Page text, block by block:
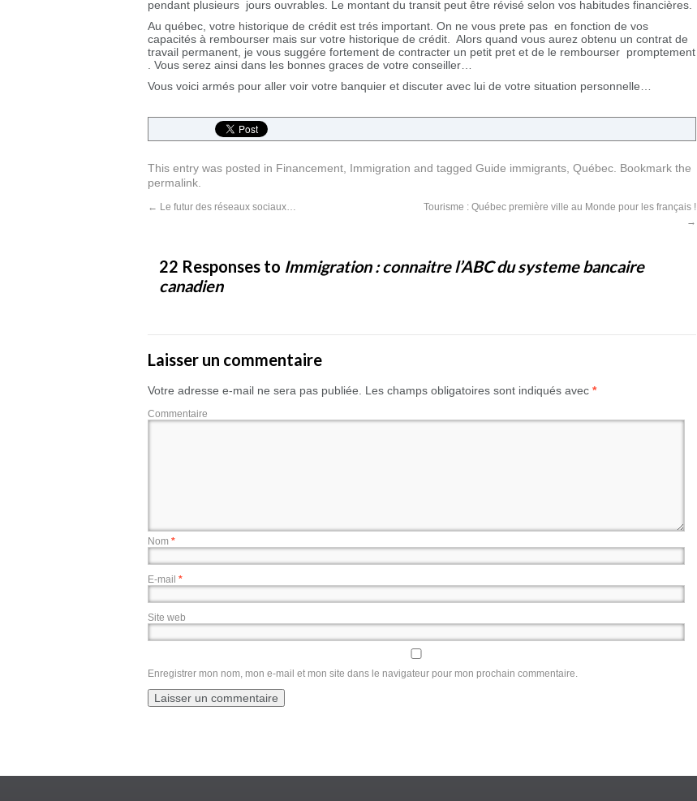
pendant plusieurs jours ouvrables. Le montant du transit peut être révisé selon vos habitudes financières.
Au québec, votre historique de crédit est trés important. On ne vous prete pas en fonction de vos
capacités à rembourser mais sur votre historique de crédit. Alors quand vous aurez obtenu un contrat de
travail permanent, je vous suggére fortement de contracter un petit pret et de le rembourser promptement
. Vous serez ainsi dans les bonnes graces de votre conseiller…
Vous voici armés pour aller voir votre banquier et discuter avec lui de votre situation personnelle…
This entry was posted in Financement Immigration and tagged Guide immigrants Québec . Bookmark the
permalink
← Le futur des réseaux sociaux…
Tourisme : Québec première ville au Monde pour les français !
→
22 Responses to Immigration : connaitre l’ABC du systeme bancaire
canadien
Laisser un commentaire
Votre adresse e-mail ne sera pas publiée. Les champs obligatoires sont indiqués avec *
Commentaire
Nom *
E-mail *
Site web
Enregistrer mon nom, mon e-mail et mon site dans le navigateur pour mon prochain commentaire.